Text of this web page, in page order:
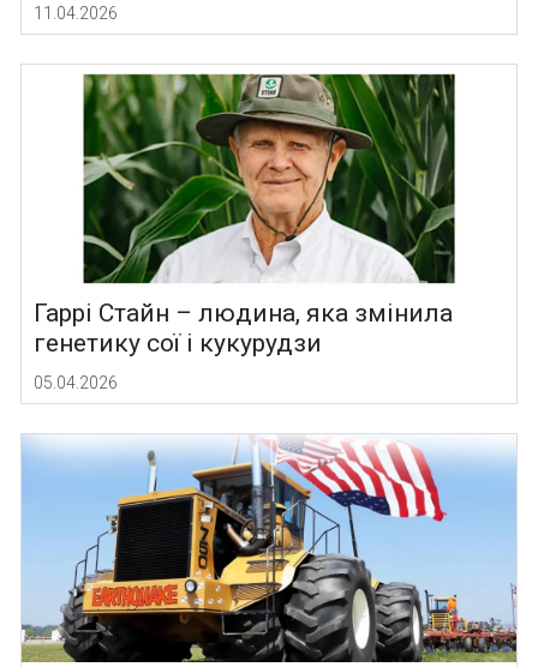
11.04.2026
Гаррі Стайн – людина, яка змінила
генетику сої і кукурудзи
05.04.2026